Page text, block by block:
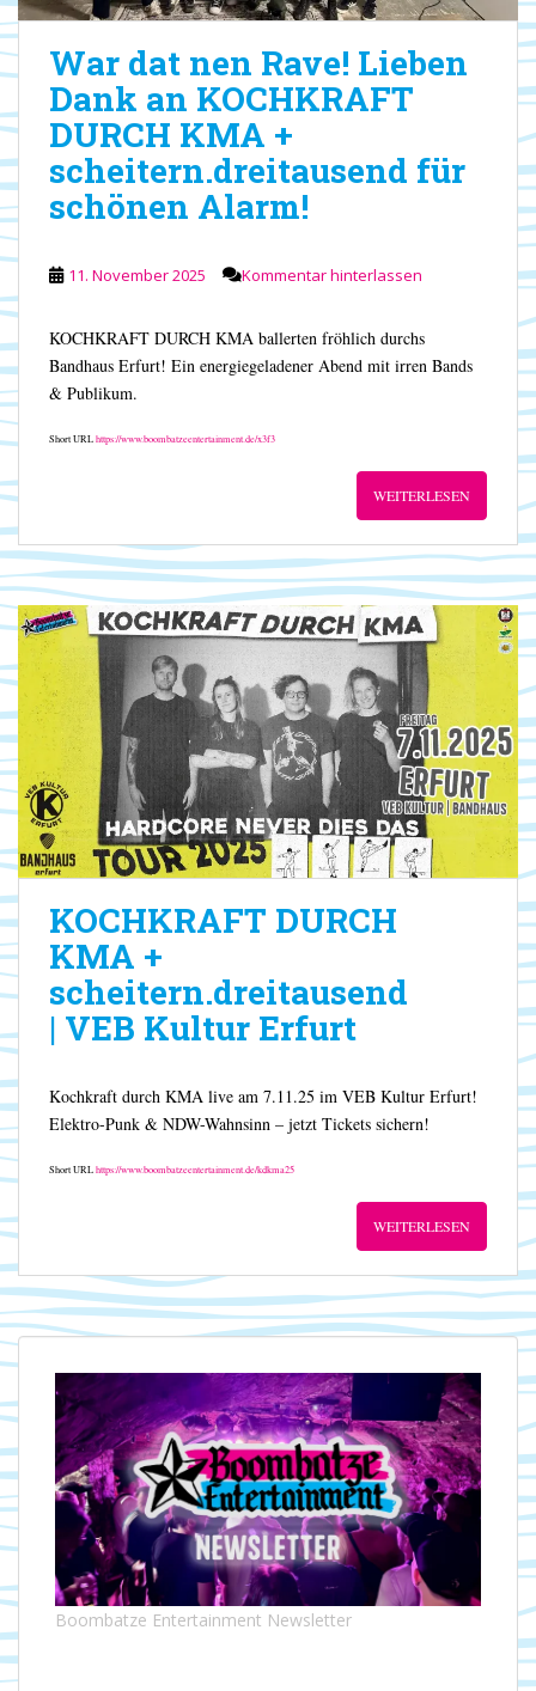
War dat nen Rave! Lieben
Dank an KOCHKRAFT
DURCH KMA +
scheitern.dreitausend für
schönen Alarm!
11. November 2025 Kommentar hinterlassen
KOCHKRAFT DURCH KMA ballerten fröhlich durchs
Bandhaus Erfurt! Ein energiegeladener Abend mit irren Bands
& Publikum.
Short URLhttps://www.boombatzeentertainment.de/x3f3
WEITERLESEN
KOCHKRAFT DURCH
KMA +
scheitern.dreitausend
| VEB Kultur Erfurt
Kochkraft durch KMA live am 7.11.25 im VEB Kultur Erfurt!
Elektro-Punk & NDW-Wahnsinn – jetzt Tickets sichern!
Short URLhttps://www.boombatzeentertainment.de/kdkma25
WEITERLESEN
Boombatze Entertainment Newsletter